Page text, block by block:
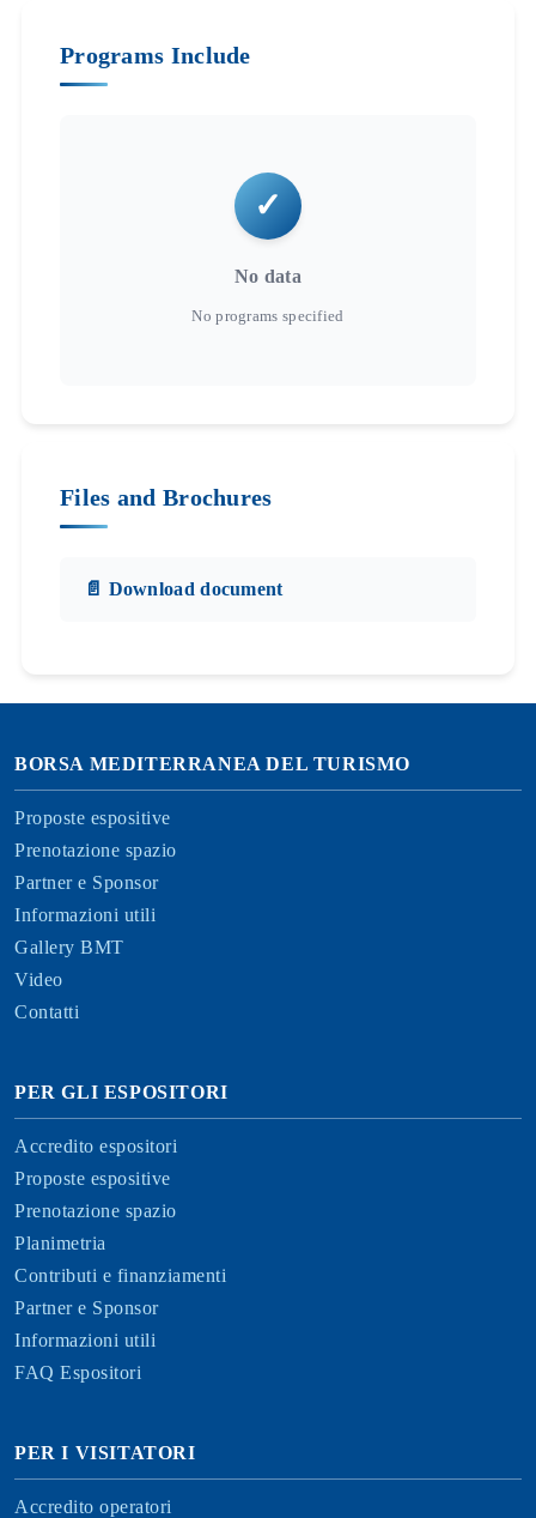
Programs Include
No data
Files and Brochures
📄 Download document
BORSA MEDITERRANEA DEL TURISMO
Proposte espositive
Prenotazione spazio
Partner e Sponsor
Informazioni utili
Gallery BMT
Video
Contatti
PER GLI ESPOSITORI
Accredito espositori
Proposte espositive
Prenotazione spazio
Planimetria
Contributi e finanziamenti
Partner e Sponsor
Informazioni utili
FAQ Espositori
PER I VISITATORI
Accredito operatori